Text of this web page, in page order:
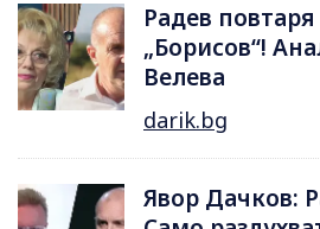
Радев
„Борисов“!
Велева
darik.bg
Явор Дачков: